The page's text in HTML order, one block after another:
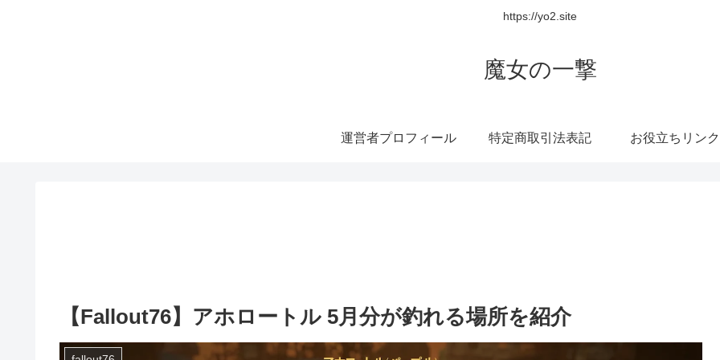
https://yo2.site
魔女の一撃
運営者プロフィール 特定商取引法表記 お役立ちリン
【Fallout76】アホロートル 5月分が釣れる場所を紹介